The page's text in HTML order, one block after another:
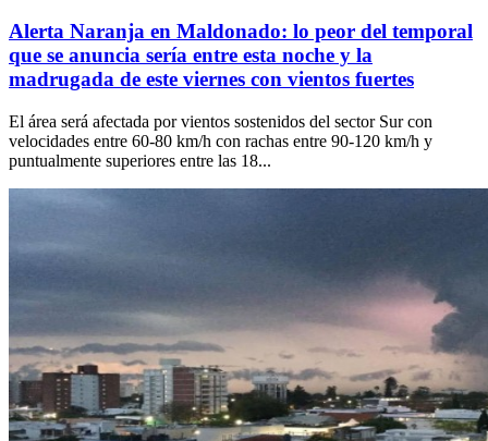
Alerta Naranja en Maldonado: lo peor del temporal
que se anuncia sería entre esta noche y la
madrugada de este viernes con vientos fuertes
El área será afectada por vientos sostenidos del sector Sur con
velocidades entre 60-80 km/h con rachas entre 90-120 km/h y
puntualmente superiores entre las 18...